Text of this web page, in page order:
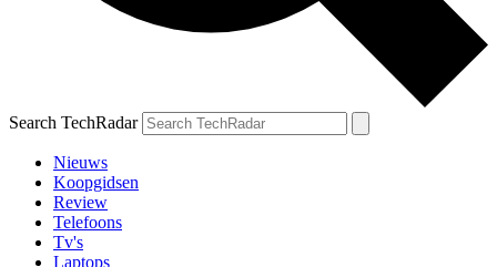
Search TechRadar
Nieuws
Koopgidsen
Review
Telefoons
Tv's
Laptops